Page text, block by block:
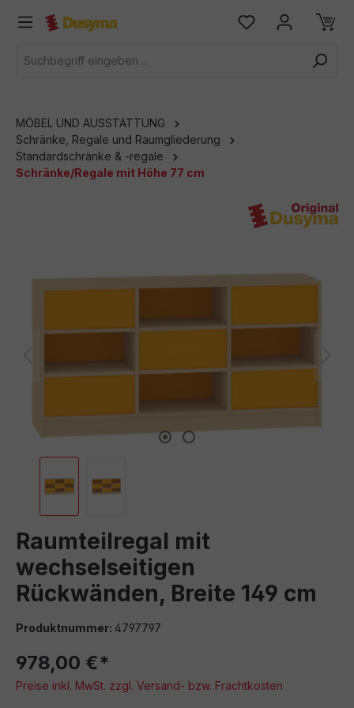
springen
MÖBEL UND AUSSTATTUNG
Schränke, Regale und Raumgliederung
Standardschränke & -regale
Schränke/Regale mit Höhe 77 cm
Bildergalerie überspringen
Raumteilregal mit
wechselseitigen
Rückwänden, Breite 149 cm
Produktnummer: 4797797
978,00 €*
Preise inkl. MwSt. zzgl. Versand- bzw. Frachtkosten